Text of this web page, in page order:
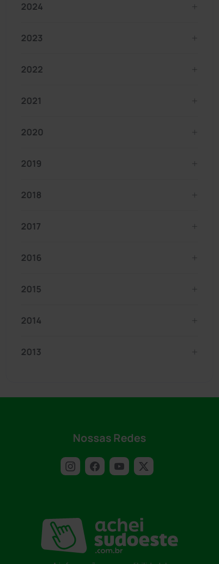
2024
2023
2022
2021
2020
2019
2018
2017
2016
2015
2014
2013
Nossas Redes